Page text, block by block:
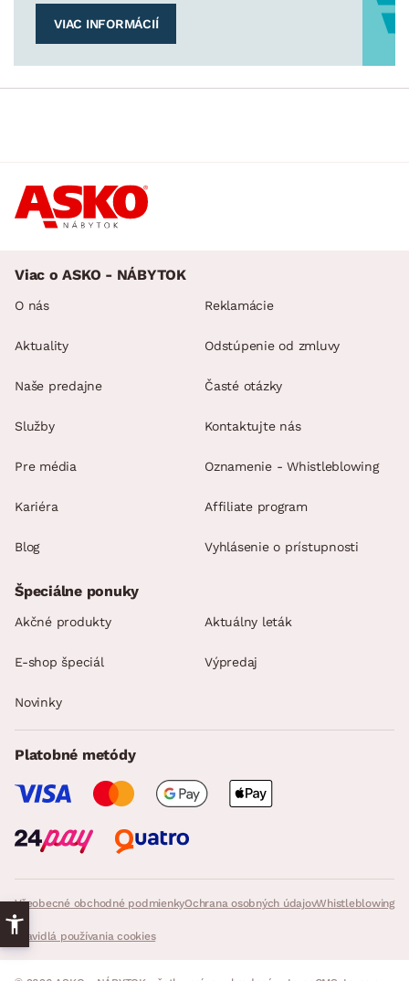
VIAC INFORMÁCIÍ
Viac o ASKO - NÁBYTOK
O nás
Aktuality
Naše predajne
Služby
Pre média
Kariéra
Blog
Reklamácie
Odstúpenie od zmluvy
Časté otázky
Kontaktujte nás
Oznamenie - Whistleblowing
Affiliate program
Vyhlásenie o prístupnosti
Všeobecné obchodné podmienkyOchrana osobných údajovWhistleblowing
Pravidlá používania cookies
Špeciálne ponuky
Akčné produkty Aktuálny leták
E-shop špeciál Výpredaj
Novinky
Platobné metódy